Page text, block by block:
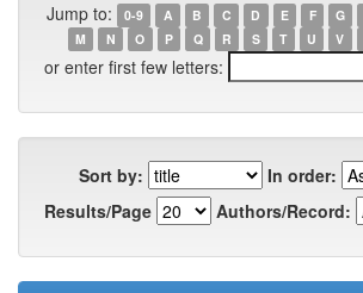
Jump to: 0-9 A B C D E F G
M
N O P Q R S T U V
or enter first few letters:
Sort by:
In order:
Results/Page
Authors/Record: